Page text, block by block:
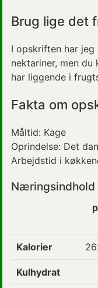
Brug lige det
I opskriften har
nektariner, men
har liggende i
Fakta om
Måltid: Kage
Oprindelse: Det
Arbejdstid i
Næringsindhold
Kalorier
Kulhydrat